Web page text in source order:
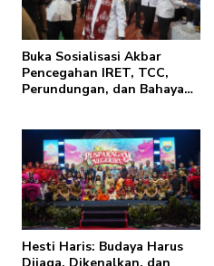
Buka Sosialisasi Akbar
Pencegahan IRET, TCC,
Perundungan, dan Bahaya
anakku bisa jaga diri, 60%
masa depan sudah ada di
tangan”
Hesti Haris: Budaya Harus
Dijaga, Dikenalkan, dan